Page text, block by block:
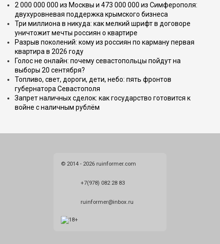
2 000 000 000 из Москвы и 473 000 000 из Симферополя:
двухуровневая поддержка крымского бизнеса
Три миллиона в никуда: как мелкий шрифт в договоре
уничтожит мечты россиян о квартире
Разрыв поколений: кому из россиян по карману первая
квартира в 2026 году
Голос не онлайн: почему севастопольцы пойдут на
выборы 20 сентября?
Топливо, свет, дороги, дети, небо: пять фронтов
губернатора Севастополя
Запрет наличных сделок: как государство готовится к
войне с наличным рублём
© 2014 - 2026 ruinformer.com
+7(978) 082 28 83
ruinformer@inbox.ru